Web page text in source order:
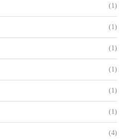
(1)
(1)
(1)
(1)
(1)
(1)
(4)